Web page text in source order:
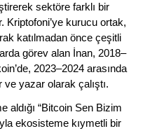
sektöre farklı bir
Kriptofoni’ye kurucu ortak,
katılmadan önce çeşitli
görev alan İnan, 2018–
2023–2024 arasında
yazar olarak çalıştı.
aldığı “Bitcoin Sen Bizim
ekosisteme kıymetli bir